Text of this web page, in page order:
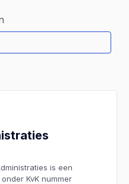
is een
KvK nummer